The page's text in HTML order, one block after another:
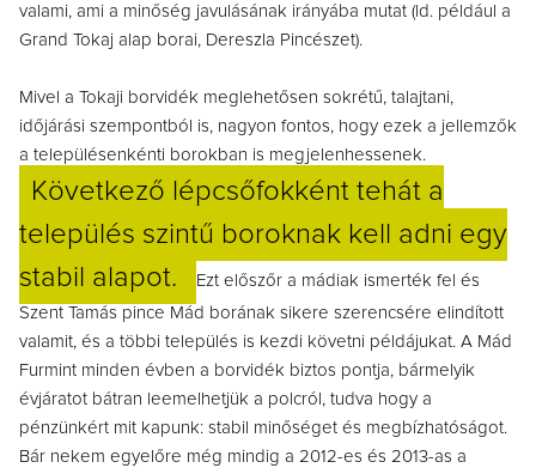
valami, ami a minőség javulásának irányába mutat (ld. például a
Grand Tokaj alap borai, Dereszla Pincészet).
Mivel a Tokaji borvidék meglehetősen sokrétű, talajtani,
időjárási szempontból is, nagyon fontos, hogy ezek a jellemzők
a településenkénti borokban is megjelenhessenek.
Következő lépcsőfokként tehát a
település szintű boroknak kell adni egy
stabil alapot.
Ezt előszőr a mádiak ismerték fel és
Szent Tamás pince Mád borának sikere szerencsére elindított
valamit, és a többi település is kezdi követni példájukat. A Mád
Furmint minden évben a borvidék biztos pontja, bármelyik
évjáratot bátran leemelhetjük a polcról, tudva hogy a
pénzünkért mit kapunk: stabil minőséget és megbízhatóságot.
Bár nekem egyelőre még mindig a 2012-es és 2013-as a